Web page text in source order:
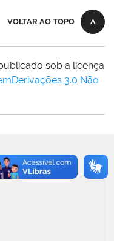
VOLTAR AO TOPO
sob a licença
3.0 Não